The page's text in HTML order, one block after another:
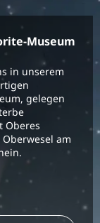
Museum
in unserem
gelegen
Oberes
am